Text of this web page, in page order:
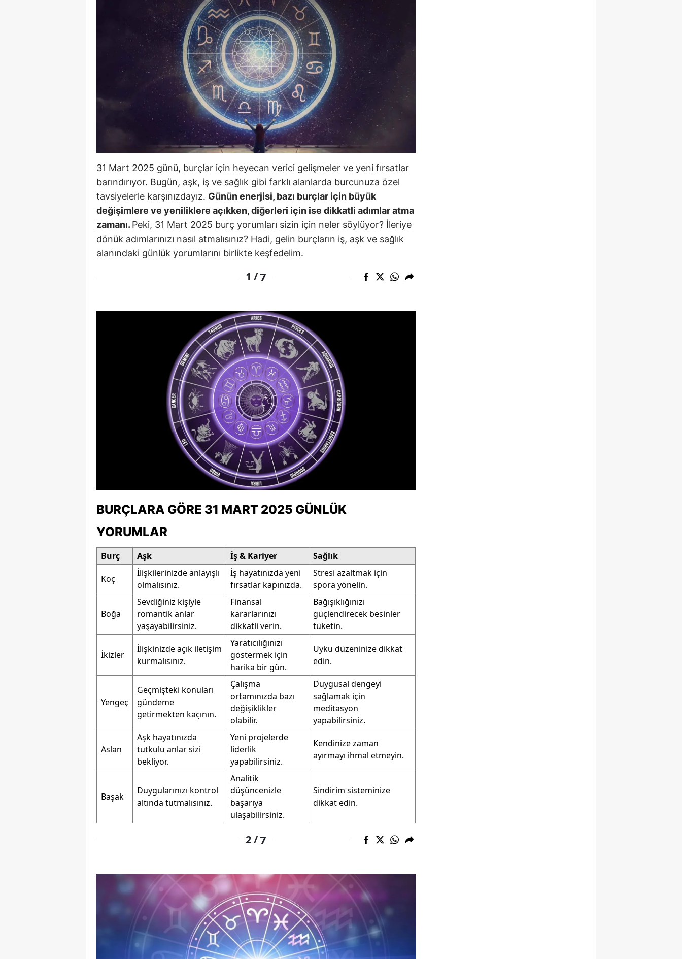
Bilecik
Bingöl
Bitlis
Bolu
Burdur
Bursa
Çanakkale
Çorum
Denizli
Diyarbakır
Edirne
Erzincan
Eskişehir
Gaziantep
Giresun
Gümüşhane
Hakkari
Hatay
Isparta
Mersin
İstanbul
İzmir
Kastamonu
Kayseri
Kırklareli
Kırşehir
Kocaeli
Konya
Kütahya
Malatya
Manisa
Kahramanmaraş
Mardin
Muğla
Muş
Nevşehir
Niğde
Sakarya
Samsun
Siirt
31 Mart 2025 günü, burçlar için heyecan verici gelişmeler ve yeni fırsatlar
barındırıyor. Bugün, aşk, iş ve sağlık gibi farklı alanlarda burcunuza özel
tavsiyelerle karşınızdayız. Günün enerjisi, bazı burçlar için büyük
değişimlere ve yeniliklere açıkken, diğerleri için ise dikkatli adımlar atma
zamanı.Peki, 31 Mart 2025 burç yorumları sizin için neler söylüyor? İleriye
dönük adımlarınızı nasıl atmalısınız? Hadi, gelin burçların iş, aşk ve sağlık
alanındaki günlük yorumlarını birlikte keşfedelim.
1 /7
BURÇLARA GÖRE 31 MART 2025 GÜNLÜK
YORUMLAR
Burç Aşk İş & Kariyer Sağlık
Koç
İlişkilerinizde anlayışlı
olmalısınız.
İş hayatınızda yeni
fırsatlar kapınızda.
Stresi azaltmak için
spora yönelin.
Boğa
Sevdiğiniz kişiyle
romantik anlar
yaşayabilirsiniz.
Finansal
kararlarınızı
dikkatli verin.
Bağışıklığınızı
güçlendirecek besinler
tüketin.
İkizler
İlişkinizde açık iletişim
kurmalısınız.
Yaratıcılığınızı
göstermek için
harika bir gün.
Uyku düzeninize dikkat
edin.
Yengeç
Geçmişteki konuları
gündeme
getirmekten kaçının.
Çalışma
ortamınızda bazı
değişiklikler
olabilir.
Duygusal dengeyi
sağlamak için
meditasyon
yapabilirsiniz.
Aslan
Aşk hayatınızda
tutkulu anlar sizi
bekliyor.
Yeni projelerde
liderlik
yapabilirsiniz.
Kendinize zaman
ayırmayı ihmal etmeyin.
Başak
Duygularınızı kontrol
altında tutmalısınız.
Analitik
düşüncenizle
başarıya
ulaşabilirsiniz.
Sindirim sisteminize
dikkat edin.
2 /7